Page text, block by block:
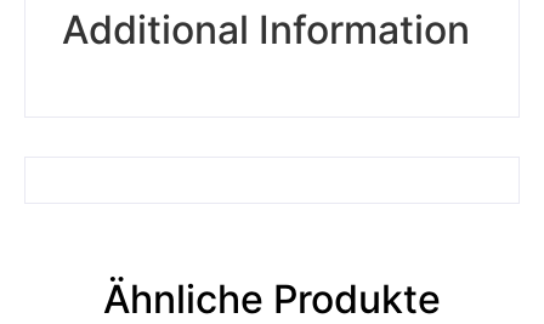
Additional Information
Ähnliche Produkte